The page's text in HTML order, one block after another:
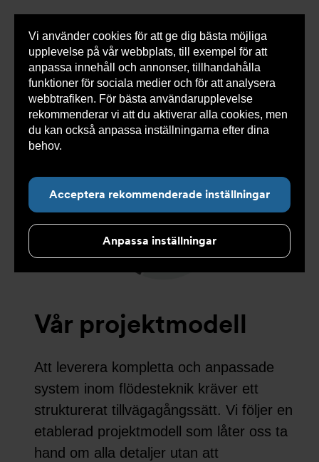
Vi använder cookies för att ge dig bästa möjliga
upplevelse på vår webbplats, till exempel för att
anpassa innehåll och annonser, tillhandahålla
funktioner för sociala medier och för att analysera
webbtrafiken. För bästa användarupplevelse
rekommenderar vi att du aktiverar alla cookies, men
du kan också anpassa inställningarna efter dina
behov.
Acceptera rekommenderade inställningar
Anpassa inställningar
0 varorSnabborder
Undernavigering för ”Koncept”
Vår projektmodell
Att leverera kompletta och anpassade
system inom flödesteknik kräver ett
strukturerat tillvägagångssätt. Vi följer en
etablerad projektmodell som låter oss ta
hand om alla detaljer utan att